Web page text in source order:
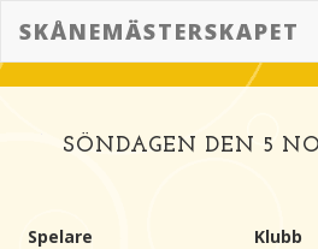
SKÅNEMÄSTERSKAPET
SÖNDAGEN DEN 5
Spelare Klubb